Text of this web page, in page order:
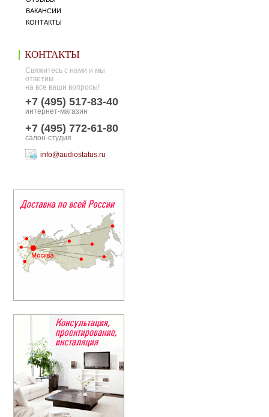
ВАКАНСИИ
КОНТАКТЫ
КОНТАКТЫ
Свяжитесь с нами и мы
ответим
на все ваши вопросы!
+7 (495) 517-83-40
интернет-магазин
+7 (495) 772-61-80
салон-студия
info@audiostatus.ru